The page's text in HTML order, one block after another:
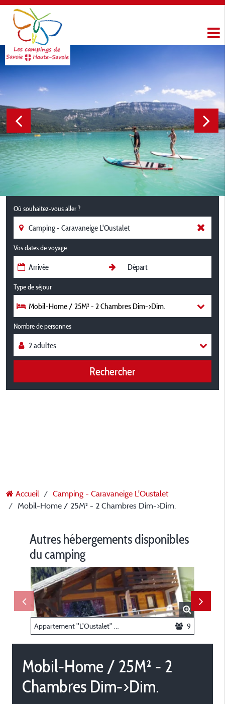
Où souhaitez-vous aller ?
Vos dates de voyage
Type de séjour
Mobil-Home / 25M² - 2 Chambres Dim->Dim.
Nombre de personnes
Rechercher
Accueil
Camping - Caravaneige L'Oustalet
Mobil-Home / 25M² - 2 Chambres Dim->Dim.
Autres hébergements disponibles
du camping
9
Mobil-Home / 25M² - 2
Chambres Dim->Dim.